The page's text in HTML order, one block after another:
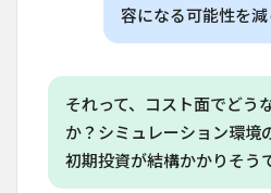
容になる可能性を減
それって、コスト面でどう
か？シミュレーション環境
初期投資が結構かかりそう